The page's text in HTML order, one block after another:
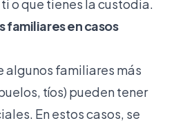
o que tienes la custodia.
familiares en casos
algunos familiares más
tíos) pueden tener
En estos casos, se